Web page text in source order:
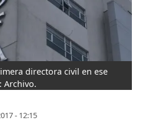
directora civil en ese
Archivo.
- 12:15